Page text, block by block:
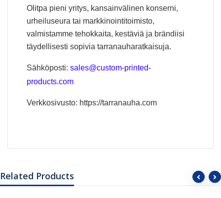
Olitpa pieni yritys, kansainvälinen konserni,
urheiluseura tai markkinointitoimisto,
valmistamme tehokkaita, kestäviä ja brändiisi
täydellisesti sopivia tarranauharatkaisuja.
Sähköposti:sales@custom-printed-
products.com
Verkkosivusto: https://tarranauha.com
Related Products